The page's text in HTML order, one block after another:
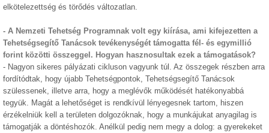
elkötelezettség és törődés változatlan.
- A Nemzeti Tehetség Programnak volt egy kiírása, ami kifejezetten a
Tehetségsegítő Tanácsok tevékenységét támogatta fél- és egymillió
forint közötti összeggel. Hogyan hasznosultak ezek a támogatások?
- Nagyon sikeres pályázati cikluson vagyunk túl. Az összegek részben arra
fordítódtak, hogy újabb Tehetségpontok, Tehetségsegítő Tanácsok
szülessenek, illetve arra, hogy a meglévők működését hatékonyabbá
tegyük. Magát a lehetőséget is rendkívül lényegesnek tartom, hiszen
érzékelniük kell a területen dolgozóknak, hogy a munkájukat anyagilag is
támogatják a döntéshozók. Anélkül pedig nem megy a dolog: a gyerekeket